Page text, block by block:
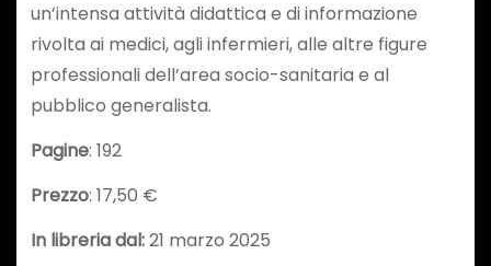
un’intensa attività didattica e di informazione
rivolta ai medici, agli infermieri, alle altre figure
professionali dell’area socio-sanitaria e al
pubblico generalista.
Pagine: 192
Prezzo: 17,50 €
In libreria dal:21 marzo 2025